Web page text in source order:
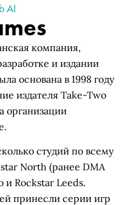
AI
компания,
и издании
основана в 1998 году
издателя Take-Two
организации
студий по всему
North (ранее DMA
и Rockstar Leeds.
принесли серии игр